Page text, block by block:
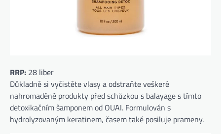
RRP: 28 liber
Důkladně si vyčistěte vlasy a odstraňte veškeré
nahromaděné produkty před schůzkou s balayage s tímto
detoxikačním šamponem od OUAI. Formulován s
hydrolyzovaným keratinem, časem také posiluje prameny.